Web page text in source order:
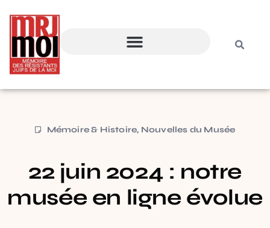
Mémoire & Histoire, Nouvelles du Musée
22 juin 2024 : notre
musée en ligne évolue